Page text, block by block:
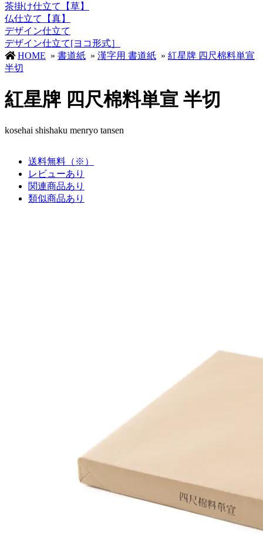
茶掛け仕立て【草】
仏仕立て【真】
デザイン仕立て
デザイン仕立て[ヨコ形式］
HOME » 書道紙 » 漢字用 書道紙 » 紅星牌 四尺棉料単宣
半切
紅星牌 四尺棉料単宣 半切
kosehai shishaku menryo tansen
送料無料（※）
レビューあり
関連商品あり
類似商品あり